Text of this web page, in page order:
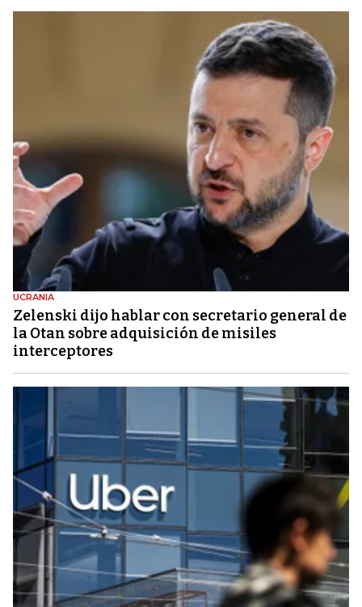
UCRANIA
Zelenski dijo hablar con secretario general de
la Otan sobre adquisición de misiles
interceptores